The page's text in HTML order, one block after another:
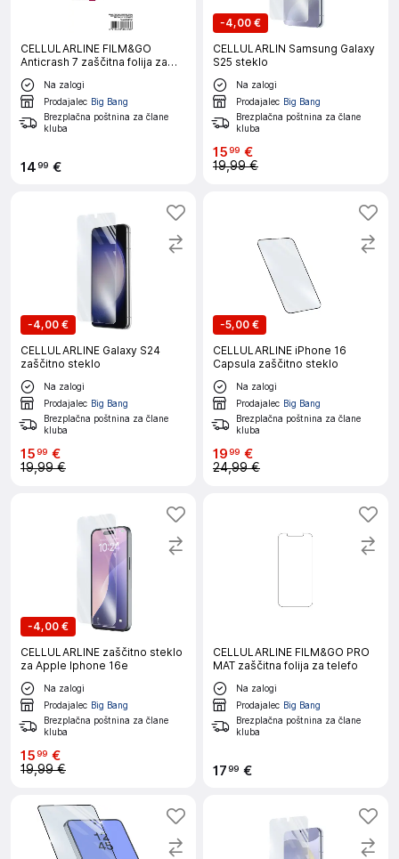
CELLULARLINE FILM&GO
Anticrash 7 zaščitna folija za
pametni telefon
Na zalogi
Prodajalec Big Bang
Brezplačna poštnina za člane
kluba
1499 €
-4,00 €
CELLULARLIN Samsung Galaxy
S25 steklo
Na zalogi
Prodajalec Big Bang
Brezplačna poštnina za člane
kluba
1599 €
19,99 €
-4,00 €
CELLULARLINE Galaxy S24
zaščitno steklo
Na zalogi
Prodajalec Big Bang
Brezplačna poštnina za člane
kluba
1599 €
19,99 €
-5,00 €
CELLULARLINE iPhone 16
Capsula zaščitno steklo
Na zalogi
Prodajalec Big Bang
Brezplačna poštnina za člane
kluba
1999 €
24,99 €
-4,00 €
CELLULARLINE zaščitno steklo
za Apple Iphone 16e
Na zalogi
Prodajalec Big Bang
Brezplačna poštnina za člane
kluba
1599 €
19,99 €
CELLULARLINE FILM&GO PRO
MAT zaščitna folija za telefo
Na zalogi
Prodajalec Big Bang
Brezplačna poštnina za člane
kluba
1799 €